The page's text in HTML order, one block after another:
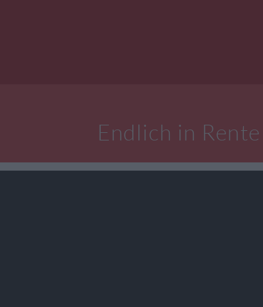
Endlich in Rente